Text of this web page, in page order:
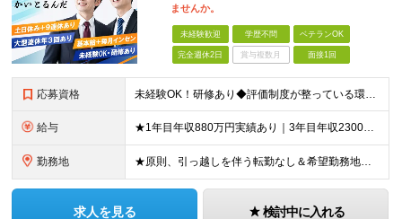
ませんか。
未経験歓迎 学歴不問 ベテランOK
完全週休2日 賞与複数月 面接1回
応募資格 未経験OK！研修あり◆評価制度が整っている環境で働きたい方・休みと収入が安定してる環境で長く働きたい方歓迎 ★業界経験、営業経験⼀切不問 ★PCスキル不問 ★学歴不問 ★今の環境に満⾜できない⽅、ぜ
給与 ★1年目年収880万円実績あり｜3年目年収2300万円実績あり｜未経験スタートで月給30万円以上保証 ＜新宿／錦糸町／新橋／渋谷／大森＞ ★月給40万円＋毎月インセンティブ＋交通費＋各種手当＋特別
勤務地 ★原則、引っ越しを伴う転勤なし＆希望勤務地確約 札幌／青森／八戸／仙台／宇都宮／水戸／新宿／錦糸町／立川／横浜／大宮／千葉／静岡／名古屋／沼津／浜松／豊橋／新潟／長野／富山／金沢／高松／松山／広島／
求人を見る 検討中に入れる